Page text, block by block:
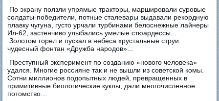
По экрану ползли упрямые тракторы, маршировали суровые
солдаты-победители, потные сталевары выдавали рекордную
плавку чугуна, густо урчали турбинами белоснежные лайнеры
Ил-62, застенчиво улыбались умелые стюардессы...
Золотом горел и пускал в небеса хрустальные струи
чудесный фонтан «Дружба народов»...
Преступный эксперимент по созданию «нового человека»
удался. Многие россияне так и не вышли из советской комы.
Сотни миллионов подопытных людей, превращенных в
примитивные биологические куклы, дали многочисленное
потомство…